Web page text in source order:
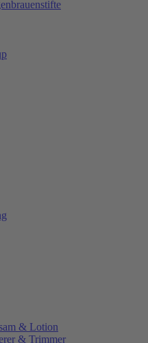
& Lotion
& Trimmer